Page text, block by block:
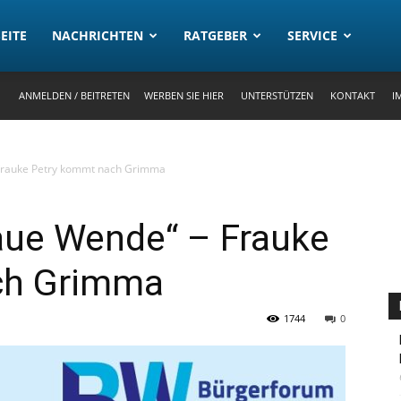
NACHRICHTEN RATGEBER SERVICE
ANMELDEN / BEITRETEN WERBEN SIE HIER UNTERSTÜTZEN KONTAKT
Petry kommt nach Grimma
Wende“ – Frauke
Grimma
0
1744